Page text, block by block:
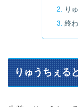
り
終
りゅうちぇる